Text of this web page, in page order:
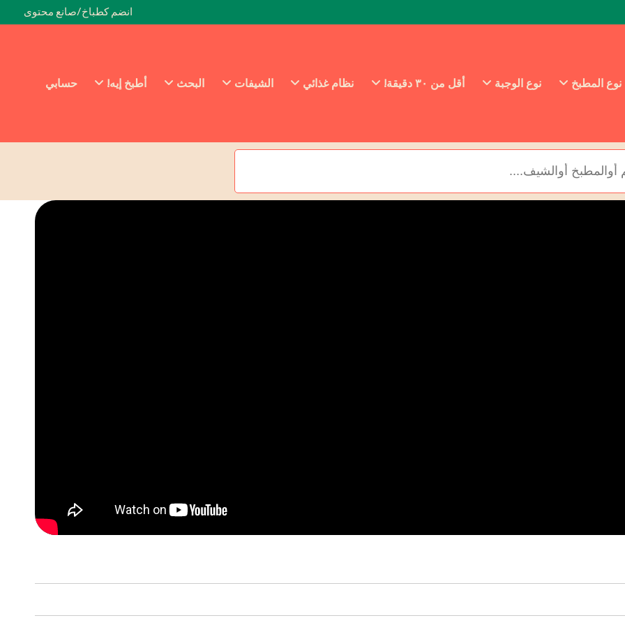
انضم كطباخ/صانع محتوى
نوع المطبخ نوع الوجبة أقل من ٣٠ دقيقة! نظام غذائي الشيفات البحث أطبخ إيه! حسابي